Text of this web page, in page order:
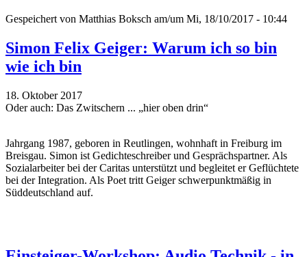
Gespeichert von Matthias Boksch am/um Mi, 18/10/2017 - 10:44
Simon Felix Geiger: Warum ich so bin
wie ich bin
18. Oktober 2017
Oder auch: Das Zwitschern ... „hier oben drin“
Jahrgang 1987, geboren in Reutlingen, wohnhaft in Freiburg im
Breisgau. Simon ist Gedichteschreiber und Gesprächspartner. Als
Sozialarbeiter bei der Caritas unterstützt und begleitet er Geflüchtete
bei der Integration. Als Poet tritt Geiger schwerpunktmäßig in
Süddeutschland auf.